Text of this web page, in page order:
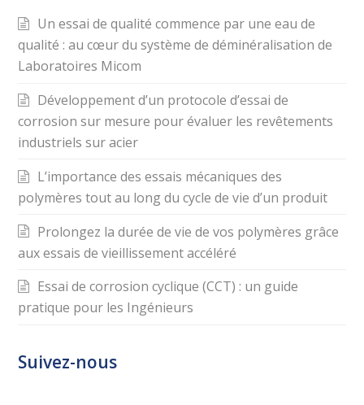
Un essai de qualité commence par une eau de
qualité : au cœur du système de déminéralisation de
Laboratoires Micom
Développement d’un protocole d’essai de
corrosion sur mesure pour évaluer les revêtements
industriels sur acier
L’importance des essais mécaniques des
polymères tout au long du cycle de vie d’un produit
Prolongez la durée de vie de vos polymères grâce
aux essais de vieillissement accéléré
Essai de corrosion cyclique (CCT) : un guide
pratique pour les Ingénieurs
Suivez-nous